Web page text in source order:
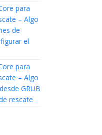
para
– Algo
de
el
para
– Algo
GRUB
rescate